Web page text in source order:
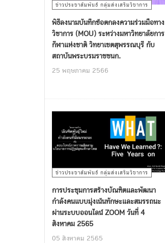
ข่าวประชาสัมพันธ์ กลุ่มส่งเสริมวิชาการ
พิธีลงนามบันทึกข้อตกลงความร่วมมือทาง
วิชาการ (MOU) ระหว่างมหาวิทยาลัยการ
กีฬาแห่งชาติ วิทยาเขตสุพรรณบุรี กับ
สถาบันพระบรมราชชนก.
25 พฤษภาคม 2566
ข่าวประชาสัมพันธ์ กลุ่มส่งเสริมวิชาการ
การประชุมการสร้างบัณฑิตและพัฒนา
กำลังคนแบบมุ่งเน้นทักษะและสมรรถนะ
ผ่านระบบออนไลน์ ZOOM วันที่ 4
สิงหาคม 2565
05 สิงหาคม 2565